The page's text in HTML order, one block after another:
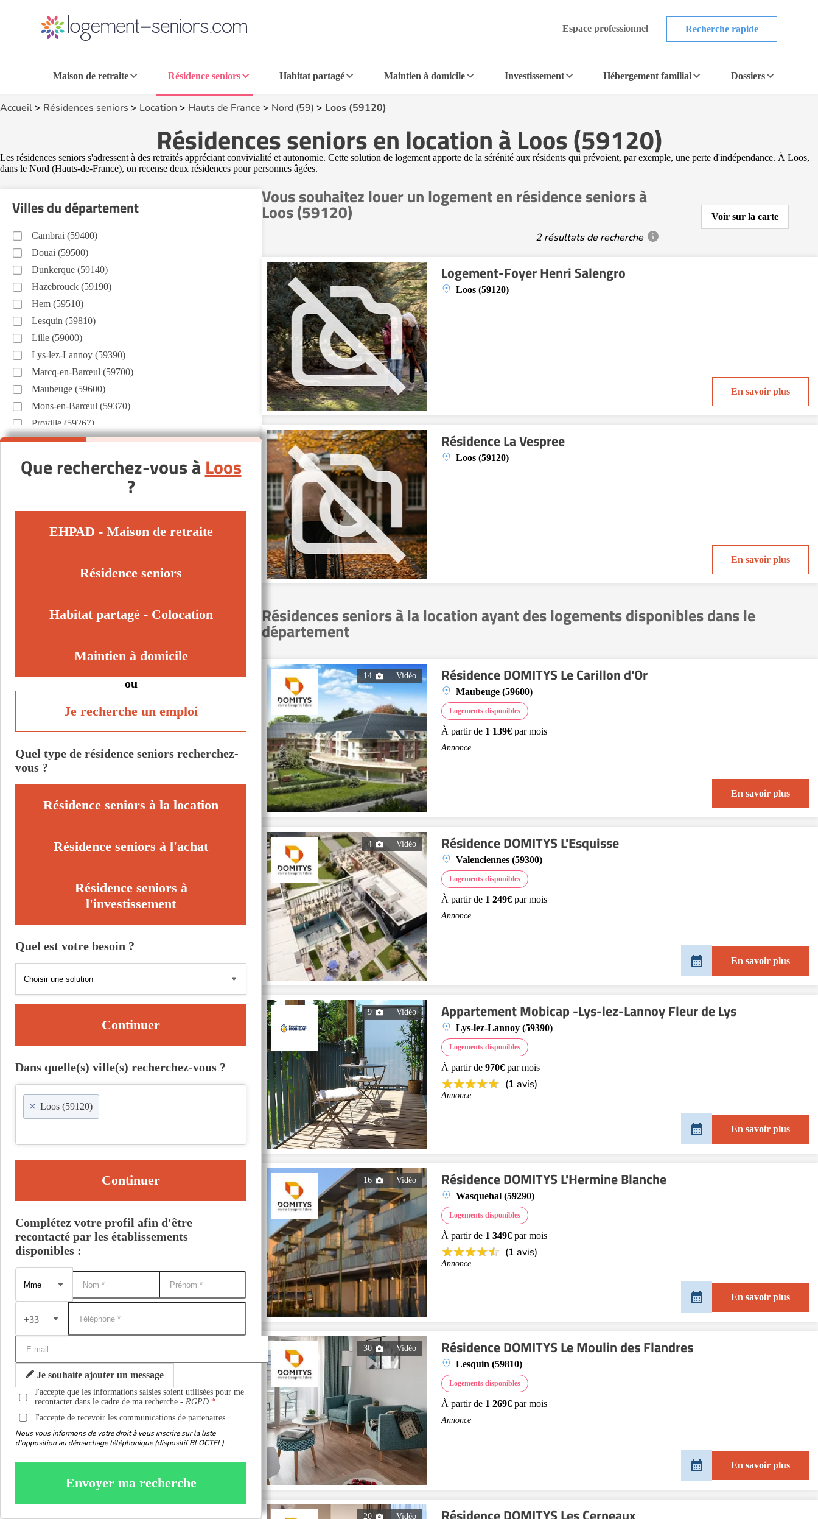
Espace professionnel Recherche rapide
Maison de retraite Résidence seniors Habitat partagé Maintien à domicile Investissement Hébergement familial Dossiers
Accueil> Résidences seniors > Location > Hauts de France > Nord (59) > Loos (59120)
Résidences seniors en location à Loos (59120)
Les résidences seniors s'adressent à des retraités appréciant convivialité et autonomie. Cette solution de logement apporte de la sérénité aux résidents qui prévoient, par exemple, une perte d'indépendance. À Loos,
dans le Nord (Hauts-de-France), on recense deux résidences pour personnes âgées.
Vous souhaitez louer un logement en résidence seniors à
Loos (59120)
2 résultats de recherche
Voir sur la carte
Logement-Foyer Henri Salengro
Loos (59120)
En savoir plus
Résidence La Vespree
Loos (59120)
En savoir plus
Résidences seniors à la location ayant des logements disponibles dans le
département
14 Vidéo Résidence DOMITYS Le Carillon d'Or
Maubeuge (59600)
Logements disponibles
À partir de 1 139€ par mois
Annonce
En savoir plus
4 Vidéo Résidence DOMITYS L'Esquisse
Valenciennes (59300)
Logements disponibles
À partir de 1 249€ par mois
Annonce
En savoir plus
9 Vidéo Appartement Mobicap -Lys-lez-Lannoy Fleur de Lys
Lys-lez-Lannoy (59390)
Logements disponibles
À partir de 970€ par mois
(1 avis)
Annonce
En savoir plus
16 Vidéo Résidence DOMITYS L'Hermine Blanche
Wasquehal (59290)
Logements disponibles
À partir de 1 349€ par mois
(1 avis)
Annonce
En savoir plus
30 Vidéo Résidence DOMITYS Le Moulin des Flandres
Lesquin (59810)
Logements disponibles
À partir de 1 269€ par mois
Annonce
En savoir plus
20 Vidéo
Villes du département
Cambrai (59400)
Douai (59500)
Dunkerque (59140)
Hazebrouck (59190)
Hem (59510)
Lesquin (59810)
Lille (59000)
Lys-lez-Lannoy (59390)
Marcq-en-Barœul (59700)
Maubeuge (59600)
Mons-en-Barœul (59370)
Proville (59267)
Roubaix (59100)
Saint-Saulve (59880)
Valenciennes (59300)
Que recherchez-vous àLoos
?
EHPAD - Maison de retraite
Résidence seniors
Habitat partagé - Colocation
Maintien à domicile
ou
Je recherche un emploi
Quel type de résidence seniors recherchez-
vous ?
Résidence seniors à la location
Résidence seniors à l'achat
Résidence seniors à
l'investissement
Quel est votre besoin ?
Continuer
Dans quelle(s) ville(s) recherchez-vous ?
× Loos (59120)
Continuer
Complétez votre profil afin d'être
recontacté par les établissements
disponibles :
+33
Je souhaite ajouter un message
J'accepte que les informations saisies soient utilisées pour me
recontacter dans le cadre de ma recherche -RGPD
J'accepte de recevoir les communications de partenaires
Nous vous informons de votre droit à vous inscrire sur la liste
d'opposition au démarchage téléphonique (dispositif BLOCTEL).
Envoyer ma recherche